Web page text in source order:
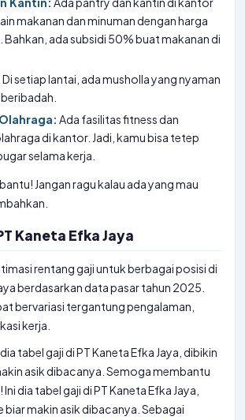
makanan dan minuman dengan harga
Bahkan, ada subsidi 50% buat makanan di
Di setiap lantai, ada musholla yang nyaman
Ada fasilitas fitness dan
di kantor. Jadi, kamu bisa tetep
selama kerja.
Jangan ragu kalau ada yang mau
Kaneta Efka Jaya
rentang gaji untuk berbagai posisi di
berdasarkan data pasar tahun 2025.
bervariasi tergantung pengalaman,
kerja.
tabel gaji di PT Kaneta Efka Jaya, dibikin
asik dibacanya. Semoga membantu
dia tabel gaji di PT Kaneta Efka Jaya,
biar makin asik dibacanya. Sebagai